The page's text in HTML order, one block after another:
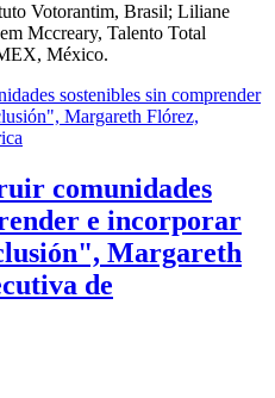
Votorantim, Brasil; Liliane
Mccreary, Talento Total
México.
comunidades
e incorporar
Margareth
de